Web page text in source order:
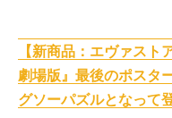
【新商品：エヴァス
劇場版』最後のポスタ
グソーパズルとなって